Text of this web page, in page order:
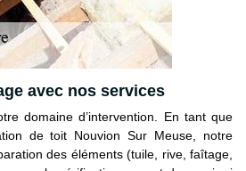
avec nos services
domaine d’intervention. En tant que
de toit Nouvion Sur Meuse, notre
des éléments (tuile, rive, faîtage,